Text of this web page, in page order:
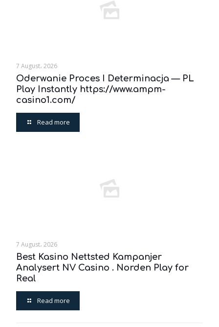
7 August، 2026
Oderwanie Proces I Determinacja — PL
Play Instantly https://www.ampm-
casino1.com/
Read more
7 August، 2026
Best Kasino Nettsted Kampanjer
Analysert NV Casino . Norden Play for
Real
Read more